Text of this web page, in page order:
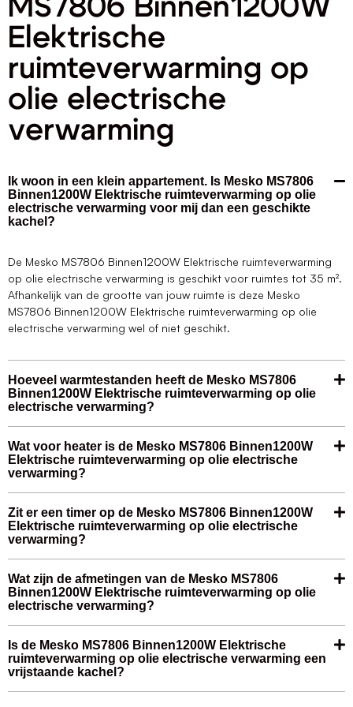
MS7806 Binnen1200W
Elektrische
ruimteverwarming op
olie electrische
verwarming
Ik woon in een klein appartement. Is Mesko MS7806
Binnen1200W Elektrische ruimteverwarming op olie
electrische verwarming voor mij dan een geschikte
kachel?
De Mesko MS7806 Binnen1200W Elektrische ruimteverwarming
op olie electrische verwarming is geschikt voor ruimtes tot 35 m².
Afhankelijk van de grootte van jouw ruimte is deze Mesko
MS7806 Binnen1200W Elektrische ruimteverwarming op olie
electrische verwarming wel of niet geschikt.
Hoeveel warmtestanden heeft de Mesko MS7806
Binnen1200W Elektrische ruimteverwarming op olie
electrische verwarming?
Wat voor heater is de Mesko MS7806 Binnen1200W
Elektrische ruimteverwarming op olie electrische
verwarming?
Zit er een timer op de Mesko MS7806 Binnen1200W
Elektrische ruimteverwarming op olie electrische
verwarming?
Wat zijn de afmetingen van de Mesko MS7806
Binnen1200W Elektrische ruimteverwarming op olie
electrische verwarming?
Is de Mesko MS7806 Binnen1200W Elektrische
ruimteverwarming op olie electrische verwarming een
vrijstaande kachel?